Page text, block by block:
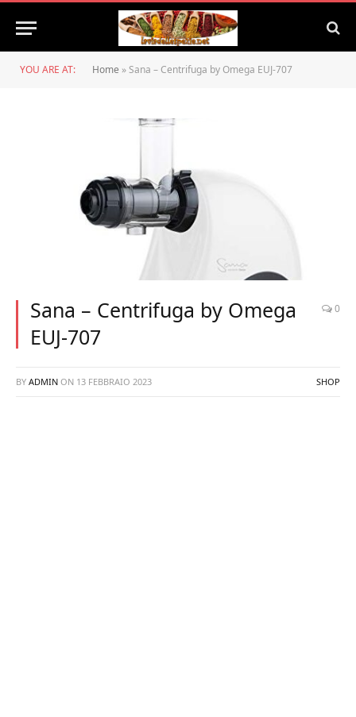
YOU ARE AT: Home »Sana – Centrifuga by Omega EUJ-707
Sana – Centrifuga by Omega
EUJ-707
0
BY ADMIN ON 13 FEBBRAIO 2023 SHOP